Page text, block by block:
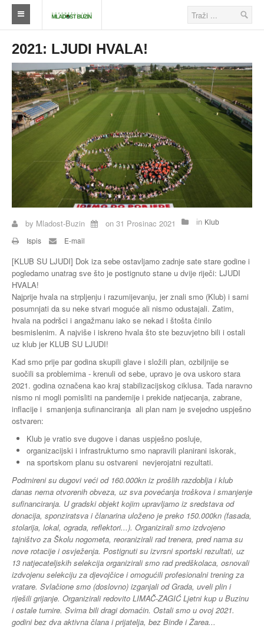
Naslovna
Klub
Škola nogometa
Ostalo
Klub
Novosti
Veterani
Savezi
Buzin
2021: LJUDI HVALA!
by Mladost-Buzin on 31 Prosinac 2021 in Klub
Ispis E-mail
[KLUB SU LJUDI] Dok iza sebe ostavljamo zadnje sate stare godine i
pogledamo unatrag sve što je postignuto stane u dvije riječi: LJUDI
HVALA!
Najprije hvala na strpljenju i razumijevanju, jer znali smo (Klub) i sami
posumnjati da su neke stvari moguće ali nismo odustajali. Zatim,
hvala na podršci i angažmanu iako se nekad i štošta činilo
besmislenim. A najviše i iskreno hvala što ste bezuvjetno bili i ostali
uz klub jer KLUB SU LJUDI!
Kad smo prije par godina skupili glave i složili plan, ozbiljnije se
suočili sa problemima - krenuli od sebe, upravo je ova uskoro stara
2021. godina označena kao kraj stabilizacijskog ciklusa. Tada naravno
nismo ni mogli pomisliti na pandemije i prekide natjecanja, zabrane,
inflacije i smanjenja sufinanciranja ali plan nam je svejedno uspješno
ostvaren:
Klub je vratio sve dugove i danas uspješno posluje,
organizacijski i infrastrukturno smo napravili planirani iskorak,
na sportskom planu su ostvareni nevjerojatni rezultati.
Podmireni su dugovi veći od 160.000kn iz prošlih razdoblja i klub
danas nema otvorenih obveza, uz sva povećanja troškova i smanjenje
sufinanciranja. U gradski objekt kojim upravljamo iz sredstava od
donacija, sponziratsva i članarina uloženo je preko 150.000kn (fasada,
stolarija, lokal, ograda, reflektori...). Organizirali smo izdvojeno
tajništvo za Školu nogometa, reoranizirali rad trenera, pred nama su
nove rotacije i osvježenja. Postignuti su izvrsni sportski rezultati, uz
13 natjecateljskih selekcija organizirali smo rad predškolaca, osnovali
izdvojenu selekciju za djevojčice i omogućili profesionalni trening za
vratare. Svlačione smo (doslovno) izganjali od Grada, uveli plin i
riješili grijanje. Organizirali redovito LIMAČ-ZAGIĆ Ljetni kup u Buzinu
i ostale turnire. Svima bili dragi domaćin. Ostali smo u ovoj 2021.
godini bez dva aktivna člana i prijatelja, bez Binđe i Žarea...